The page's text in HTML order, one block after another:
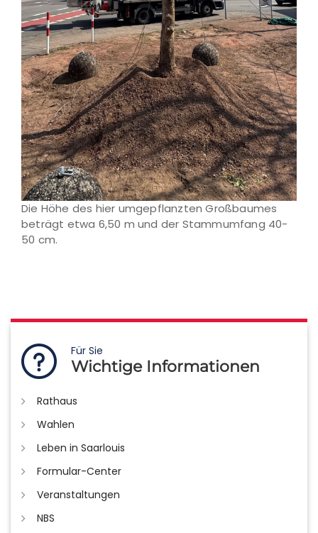
Die Höhe des hier umgepflanzten Großbaumes
beträgt etwa 6,50 m und der Stammumfang 40-
50 cm.
Für Sie
Wichtige Informationen
Rathaus
Wahlen
Leben in Saarlouis
Formular-Center
Veranstaltungen
NBS